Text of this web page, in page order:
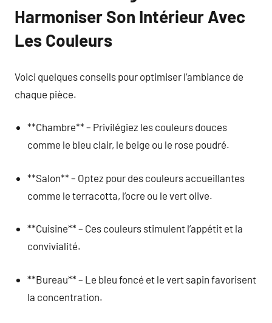
Harmoniser Son Intérieur Avec
Les Couleurs
Voici quelques conseils pour optimiser l’ambiance de
chaque pièce.
**Chambre** – Privilégiez les couleurs douces
comme le bleu clair, le beige ou le rose poudré.
**Salon** – Optez pour des couleurs accueillantes
comme le terracotta, l’ocre ou le vert olive.
**Cuisine** – Ces couleurs stimulent l’appétit et la
convivialité.
**Bureau** – Le bleu foncé et le vert sapin favorisent
la concentration.